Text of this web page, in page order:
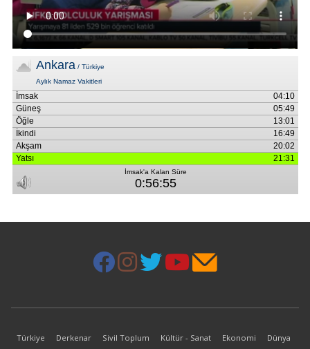
Türkiye Derkenar Sivil Toplum Kültür - Sanat Ekonomi Dünya